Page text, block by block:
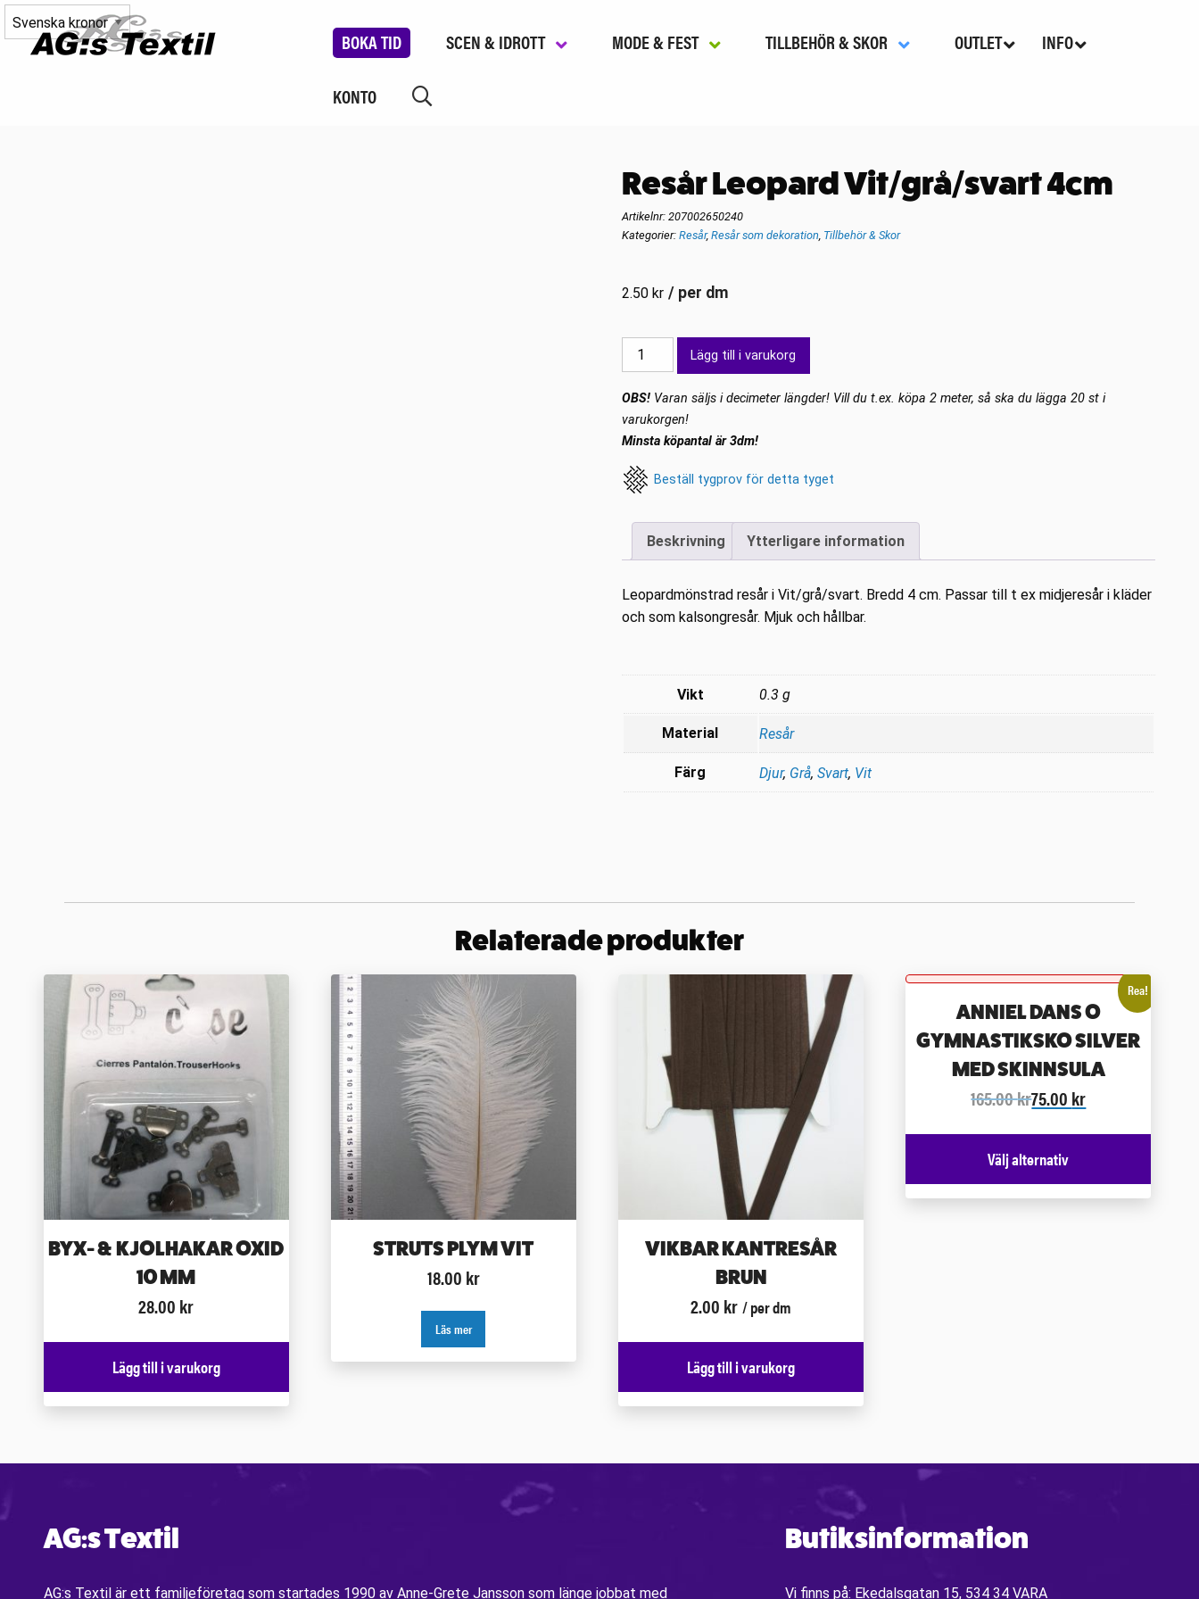
BOKA TID SCEN & IDROTT MODE & FEST TILLBEHÖR & SKOR OUTLET INFO
KONTO
Resår Leopard Vit/grå/svart 4cm
Artikelnr: 207002650240
Kategorier: Resår, Resår som dekoration, Tillbehör & Skor
2.50 kr / per dm
Resår
Leopard
Vit/grå/svart
4cm
mängd
Lägg till i varukorg
OBS!Varan säljs i decimeter längder! Vill du t.ex. köpa 2 meter, så ska du lägga 20 st i
varukorgen!
Minsta köpantal är 3dm!
Beställ tygprov för detta tyget
Beskrivning Ytterligare information
Leopardmönstrad resår i Vit/grå/svart. Bredd 4 cm. Passar till t ex midjeresår i kläder
och som kalsongresår. Mjuk och hållbar.
Vikt 0.3 g
Material Resår
Färg Djur, Grå, Svart, Vit
Relaterade produkter
BYX- & KJOLHAKAR OXID
10 MM
28.00 kr
Lägg till i varukorg
STRUTS PLYM VIT
18.00 kr
Läs mer
VIKBAR KANTRESÅR
BRUN
2.00 kr / per dm
Lägg till i varukorg
Rea!
ANNIEL DANS O
GYMNASTIKSKO SILVER
MED SKINNSULA
165.00kr75.00 kr
Välj alternativ
AG:s Textil
AG:s Textil är ett familjeföretag som startades 1990 av Anne-Grete Jansson som länge jobbat med
Butiksinformation
Vi finns på: Ekedalsgatan 15, 534 34 VARA